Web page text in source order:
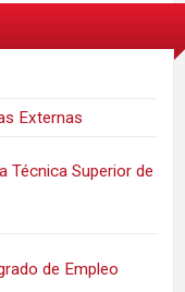
Externas
Técnica Superior de
de Empleo